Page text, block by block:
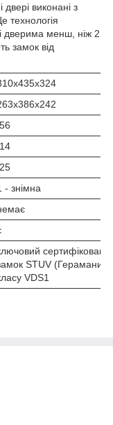
виконані з
технологія
дверима менш, ніж 2
замок від
56
14
25
- знімна
STUV (Герамания)
VDS1